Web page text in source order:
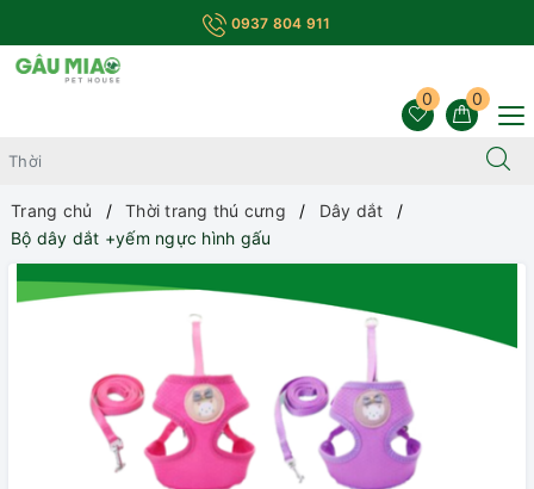
0937 804 911
0
0
Trang chủ Thời trang thú cưng
Dây dắt
Bộ dây dắt +yếm ngực hình gấu